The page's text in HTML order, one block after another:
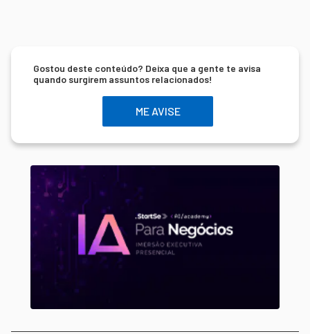
Gostou deste conteúdo? Deixa que a gente te avisa
quando surgirem assuntos relacionados!
ME AVISE